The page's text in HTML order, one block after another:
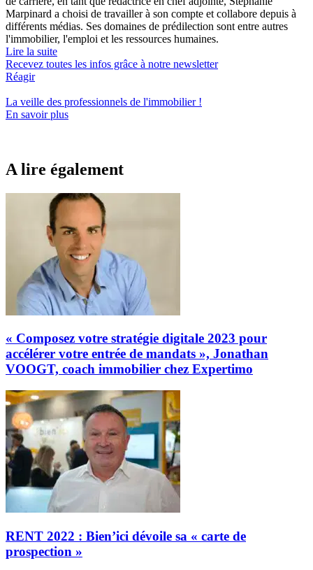
Marpinard a choisi de travailler à son compte et collabore depuis à
différents médias. Ses domaines de prédilection sont entre autres
l'immobilier, l'emploi et les ressources humaines.
Lire la suite
Recevez toutes les infos grâce à notre newsletter
Réagir
La veille des professionnels de l'immobilier!
En savoir plus
A lire également
« Composez votre stratégie digitale 2023 pour
accélérer votre entrée de mandats », Jonathan
VOOGT, coach immobilier chez Expertimo
RENT 2022 : Bien’ici dévoile sa « carte de
prospection »